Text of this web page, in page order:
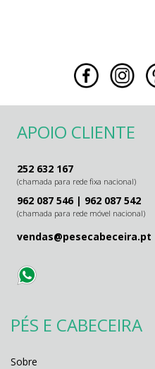
APOIO CLIENTE
252 632 167
(chamada para rede fixa nacional)
962 087 546 | 962 087 542
(chamada para rede móvel nacional)
vendas@pesecabeceira.pt
PÉS E CABECEIRA
Sobre